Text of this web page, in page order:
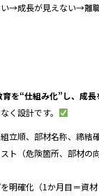
→成長が見えない→離
を“仕組み化”し、成長
く設計です。
立順、部材名称、締結
ト（危険箇所、部材の
明確化（1か月目＝資